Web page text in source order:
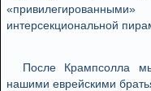
интерсекциональной
После Крампсолла
нашими еврейскими